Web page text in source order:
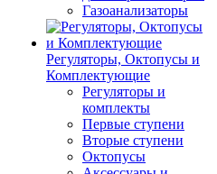
Газоанализаторы
Регуляторы, Октопусы и
Комплектующие
Регуляторы и
комплекты
Первые ступени
Вторые ступени
Октопусы